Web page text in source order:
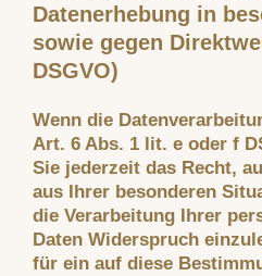
Datenerhebung in
sowie gegen
DSGVO)
Wenn die
Art. 6 Abs. 1 lit. e oder f
Sie jederzeit das Recht,
aus Ihrer besonderen
die Verarbeitung Ihrer
Daten Widerspruch
für ein auf diese